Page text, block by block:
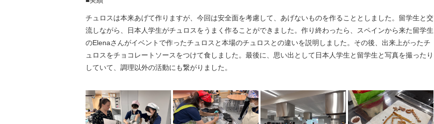
チュロスは本来あげて作りますが、今回は安全面を考慮して、あげないものを作ることとしました。留学生と交
流しながら、日本人学生がチュロスをうまく作ることができました。作り終わったら、スペインから来た留学生
のElenaさんがイベントで作ったチュロスと本場のチュロスとの違いを説明しました。その後、出来上がったチ
ュロスをチョコレートソースをつけて食しました。最後に、思い出として日本人学生と留学生と写真を撮ったり
していて、調理以外の活動にも繋がりました。